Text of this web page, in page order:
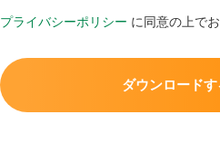
プライバシーポリシー に同意の上で